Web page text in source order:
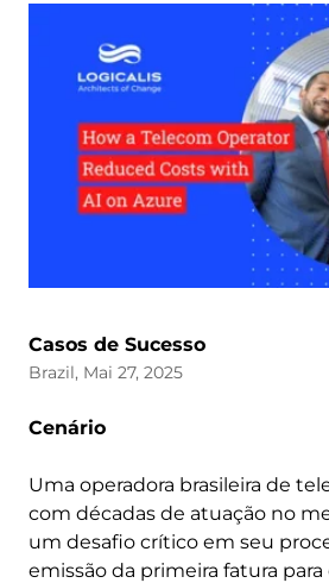
Casos de Sucesso
Brazil, Mai 27, 2025
Cenário
Uma operadora brasileira de
com décadas de atuação no
um desafio crítico em seu
emissão da primeira fatura